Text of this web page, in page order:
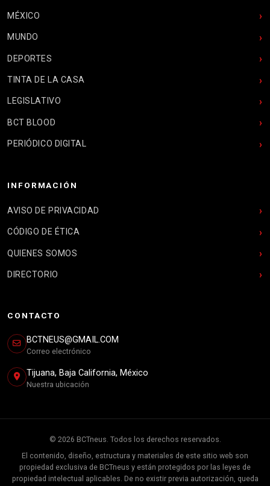
MÉXICO
MUNDO
DEPORTES
TINTA DE LA CASA
LEGISLATIVO
BCT BLOOD
PERIÓDICO DIGITAL
INFORMACIÓN
AVISO DE PRIVACIDAD
CÓDIGO DE ÉTICA
QUIENES SOMOS
DIRECTORIO
CONTACTO
BCTNEUS@GMAIL.COM
Correo electrónico
Tijuana, Baja California, México
Nuestra ubicación
© 2026 BCTneus. Todos los derechos reservados.
El contenido, diseño, estructura y materiales de este sitio web son
propiedad exclusiva de BCTneus y están protegidos por las leyes de
propiedad intelectual aplicables. De no existir previa autorización, queda